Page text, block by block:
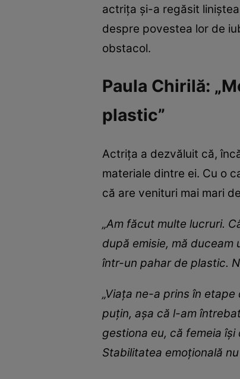
actrița și-a regăsit
despre povestea lor de
obstacol.
Paula Chirilă:
plastic”
Actrița a dezvăluit că,
materiale dintre ei. Cu o
că are venituri mai mari
„Am făcut multe lucruri.
după emisie, mă duceam
într-un pahar de plastic.
„Viața ne-a prins în
puțin, așa că l-am
gestiona eu, că femeia
Stabilitatea emoțională nu